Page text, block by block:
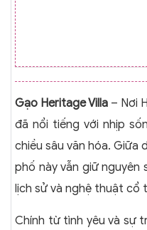
Gạo Heritage Villa – Nơi
đã nổi tiếng với nhịp
chiều sâu văn hóa. Giữa
phố này vẫn giữ nguyên
lịch sử và nghệ thuật cổ
Chính từ tình yêu và sự